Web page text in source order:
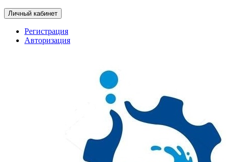
Личный кабинет
Регистрация
Авторизация